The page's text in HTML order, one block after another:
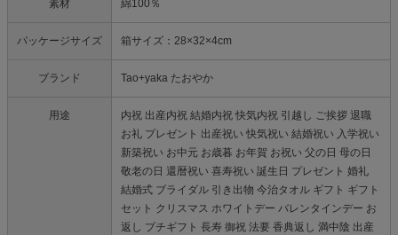
素材 綿100％
パッケージサイズ 箱サイズ：28×32×4cm
ブランド Tao+yaka たおやか
用途
内祝 出産内祝 結婚内祝 快気内祝 引越し ご挨拶 退職
お礼 プレゼント 出産祝い 快気祝い 結婚祝い 入学祝い
新築祝い お中元 お歳暮 お年賀 お祝い 父の日 母の日
敬老の日 還暦祝い 喜寿祝い 誕生日 プレゼント 婚礼
結婚式 ブライダル 引き出物 今治タオル ギフト ギフト
セット クリスマス ホワイトデー バレンタインデー お
返し プチギフト 長寿 御祝 法要 香典返し 満中陰 出産